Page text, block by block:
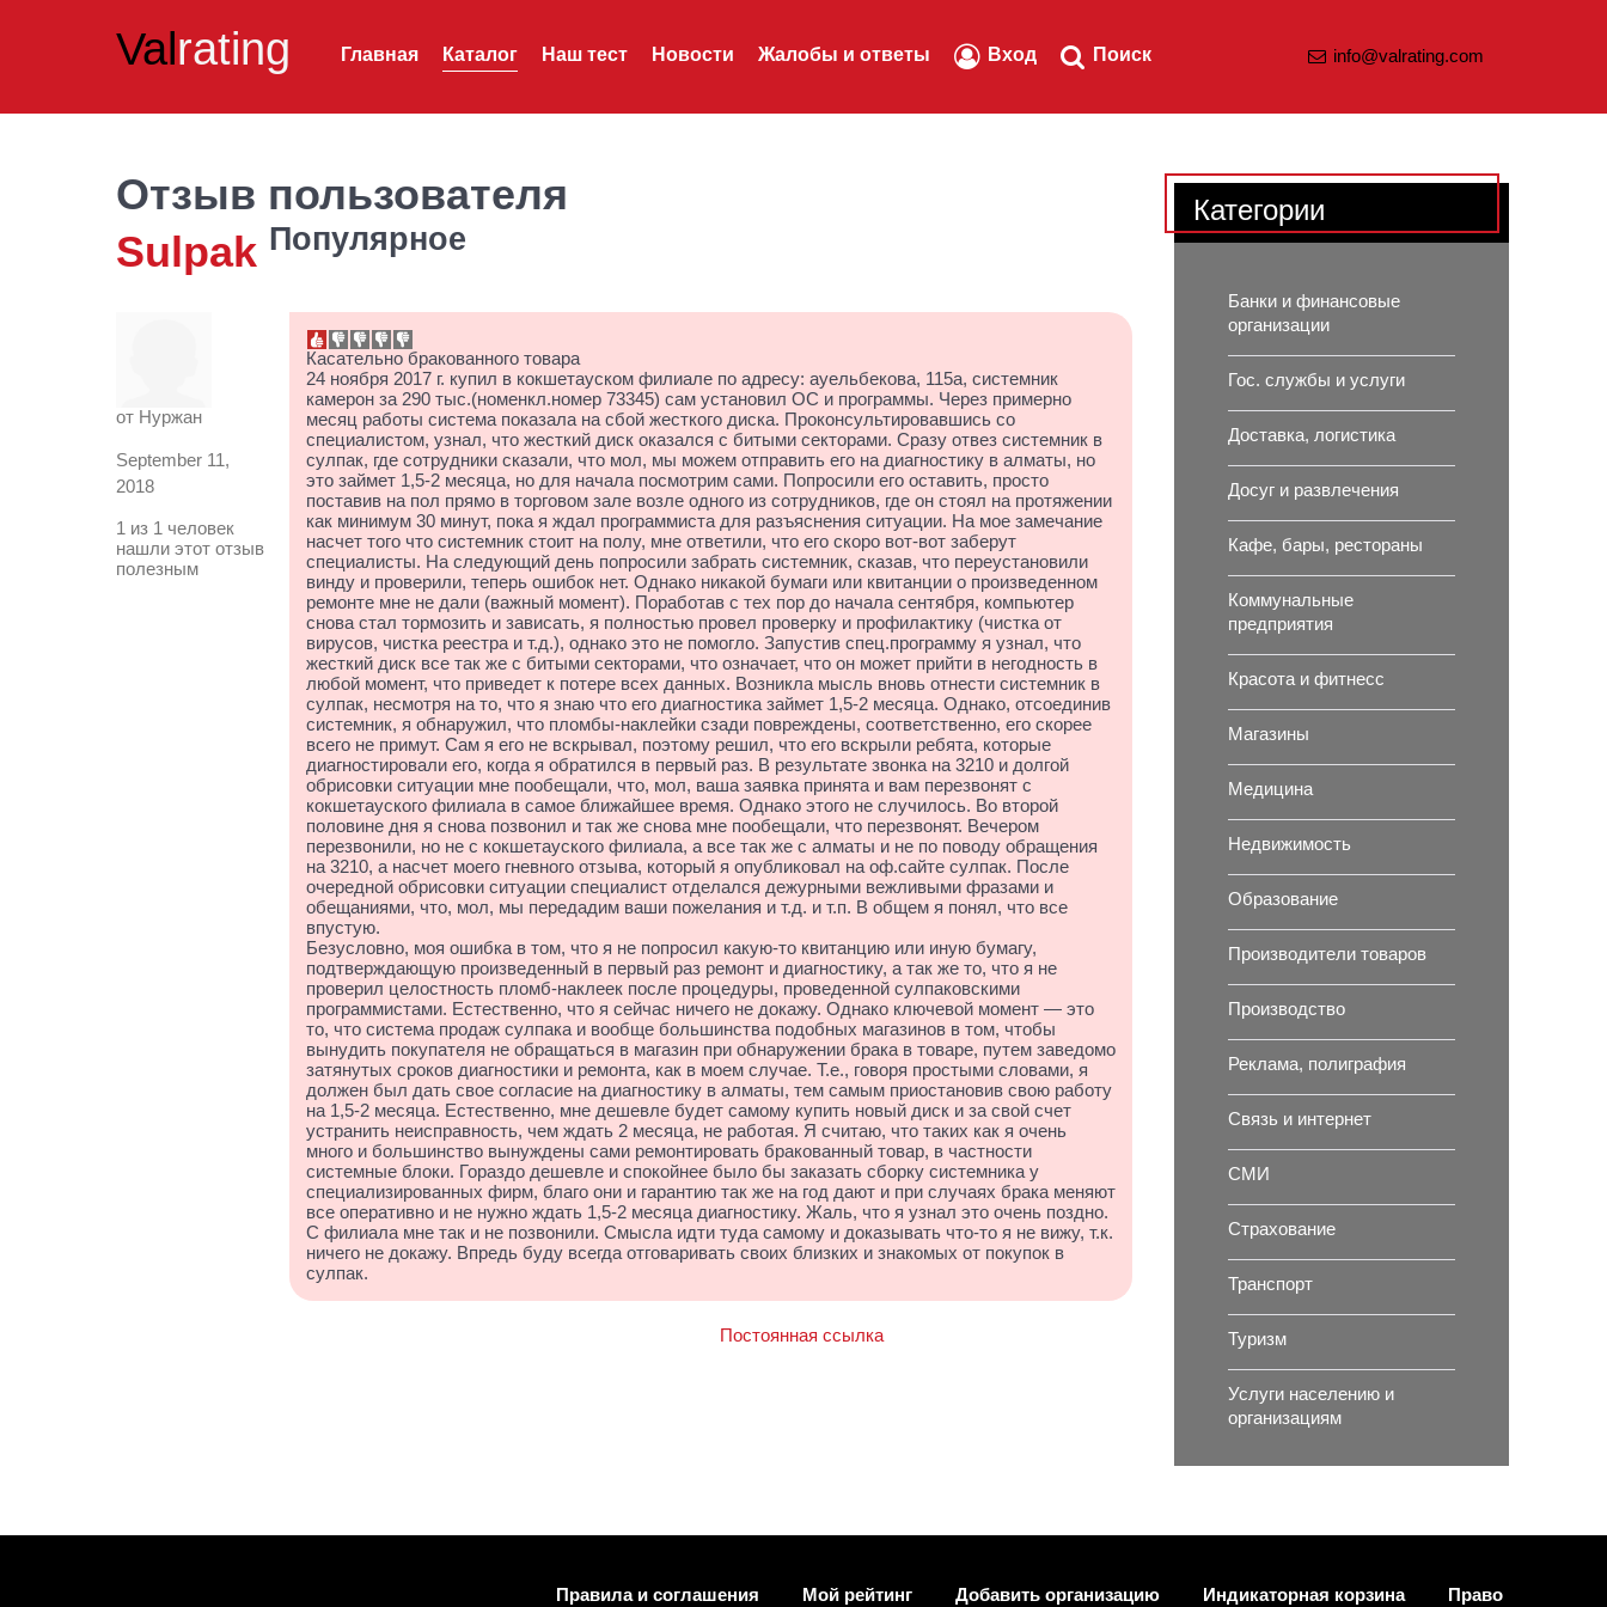
Valrating Главная Каталог Наш тест Новости Жалобы и ответы Вход Поиск info@valrating.com
Отзыв пользователя
Sulpak Популярное
от Нуржан
September 11,
2018
1 из 1 человек
нашли этот отзыв
полезным
Касательно бракованного товара
24 ноября 2017 г. купил в кокшетауском филиале по адресу: ауельбекова, 115а, системник
камерон за 290 тыс.(номенкл.номер 73345) сам установил ОС и программы. Через примерно
месяц работы система показала на сбой жесткого диска. Проконсультировавшись со
специалистом, узнал, что жесткий диск оказался с битыми секторами. Сразу отвез системник в
сулпак, где сотрудники сказали, что мол, мы можем отправить его на диагностику в алматы, но
это займет 1,5-2 месяца, но для начала посмотрим сами. Попросили его оставить, просто
поставив на пол прямо в торговом зале возле одного из сотрудников, где он стоял на протяжении
как минимум 30 минут, пока я ждал программиста для разъяснения ситуации. На мое замечание
насчет того что системник стоит на полу, мне ответили, что его скоро вот-вот заберут
специалисты. На следующий день попросили забрать системник, сказав, что переустановили
винду и проверили, теперь ошибок нет. Однако никакой бумаги или квитанции о произведенном
ремонте мне не дали (важный момент). Поработав с тех пор до начала сентября, компьютер
снова стал тормозить и зависать, я полностью провел проверку и профилактику (чистка от
вирусов, чистка реестра и т.д.), однако это не помогло. Запустив спец.программу я узнал, что
жесткий диск все так же с битыми секторами, что означает, что он может прийти в негодность в
любой момент, что приведет к потере всех данных. Возникла мысль вновь отнести системник в
сулпак, несмотря на то, что я знаю что его диагностика займет 1,5-2 месяца. Однако, отсоединив
системник, я обнаружил, что пломбы-наклейки сзади повреждены, соответственно, его скорее
всего не примут. Сам я его не вскрывал, поэтому решил, что его вскрыли ребята, которые
диагностировали его, когда я обратился в первый раз. В результате звонка на 3210 и долгой
обрисовки ситуации мне пообещали, что, мол, ваша заявка принята и вам перезвонят с
кокшетауского филиала в самое ближайшее время. Однако этого не случилось. Во второй
половине дня я снова позвонил и так же снова мне пообещали, что перезвонят. Вечером
перезвонили, но не с кокшетауского филиала, а все так же с алматы и не по поводу обращения
на 3210, а насчет моего гневного отзыва, который я опубликовал на оф.сайте сулпак. После
очередной обрисовки ситуации специалист отделался дежурными вежливыми фразами и
обещаниями, что, мол, мы передадим ваши пожелания и т.д. и т.п. В общем я понял, что все
впустую.
Безусловно, моя ошибка в том, что я не попросил какую-то квитанцию или иную бумагу,
подтверждающую произведенный в первый раз ремонт и диагностику, а так же то, что я не
проверил целостность пломб-наклеек после процедуры, проведенной сулпаковскими
программистами. Естественно, что я сейчас ничего не докажу. Однако ключевой момент — это
то, что система продаж сулпака и вообще большинства подобных магазинов в том, чтобы
вынудить покупателя не обращаться в магазин при обнаружении брака в товаре, путем заведомо
затянутых сроков диагностики и ремонта, как в моем случае. Т.е., говоря простыми словами, я
должен был дать свое согласие на диагностику в алматы, тем самым приостановив свою работу
на 1,5-2 месяца. Естественно, мне дешевле будет самому купить новый диск и за свой счет
устранить неисправность, чем ждать 2 месяца, не работая. Я считаю, что таких как я очень
много и большинство вынуждены сами ремонтировать бракованный товар, в частности
системные блоки. Гораздо дешевле и спокойнее было бы заказать сборку системника у
специализированных фирм, благо они и гарантию так же на год дают и при случаях брака меняют
все оперативно и не нужно ждать 1,5-2 месяца диагностику. Жаль, что я узнал это очень поздно.
С филиала мне так и не позвонили. Смысла идти туда самому и доказывать что-то я не вижу, т.к.
ничего не докажу. Впредь буду всегда отговаривать своих близких и знакомых от покупок в
сулпак.
Постоянная ссылка
Категории
Банки и финансовые
организации
Гос. службы и услуги
Доставка, логистика
Досуг и развлечения
Кафе, бары, рестораны
Коммунальные
предприятия
Красота и фитнесс
Магазины
Медицина
Недвижимость
Образование
Производители товаров
Производство
Реклама, полиграфия
Связь и интернет
СМИ
Страхование
Транспорт
Туризм
Услуги населению и
организациям
Правила и соглашения Мой рейтинг Добавить организацию Индикаторная корзина Право